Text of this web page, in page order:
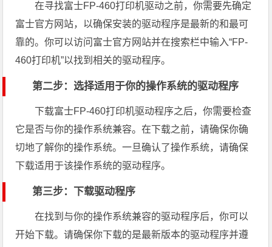
在寻找富士FP-460打印机驱动之前，你需要先确定
富士官方网站，以确保安装的驱动程序是最新的和最可
靠的。你可以访问富士官方网站并在搜索栏中输入“FP-
460打印机”以找到相关的驱动程序。
第二步：选择适用于你的操作系统的驱动程序
下载富士FP-460打印机驱动程序之后，你需要检查
它是否与你的操作系统兼容。在下载之前，请确保你确
切地了解你的操作系统。一旦确认了操作系统，请确保
下载适用于该操作系统的驱动程序。
第三步：下载驱动程序
在找到与你的操作系统兼容的驱动程序后，你可以
开始下载。请确保你下载的是最新版本的驱动程序并遵